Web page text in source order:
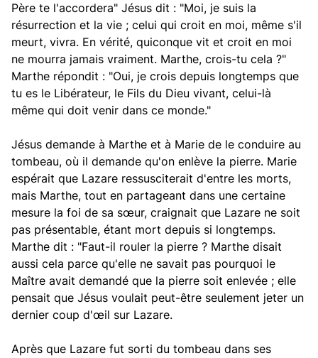
Père te l'accordera" Jésus dit : "Moi, je suis la
résurrection et la vie ; celui qui croit en moi, même s'il
meurt, vivra. En vérité, quiconque vit et croit en moi
ne mourra jamais vraiment. Marthe, crois-tu cela ?"
Marthe répondit : "Oui, je crois depuis longtemps que
tu es le Libérateur, le Fils du Dieu vivant, celui-là
même qui doit venir dans ce monde."
Jésus demande à Marthe et à Marie de le conduire au
tombeau, où il demande qu'on enlève la pierre. Marie
espérait que Lazare ressusciterait d'entre les morts,
mais Marthe, tout en partageant dans une certaine
mesure la foi de sa sœur, craignait que Lazare ne soit
pas présentable, étant mort depuis si longtemps.
Marthe dit : "Faut-il rouler la pierre ? Marthe disait
aussi cela parce qu'elle ne savait pas pourquoi le
Maître avait demandé que la pierre soit enlevée ; elle
pensait que Jésus voulait peut-être seulement jeter un
dernier coup d'œil sur Lazare.
Après que Lazare fut sorti du tombeau dans ses